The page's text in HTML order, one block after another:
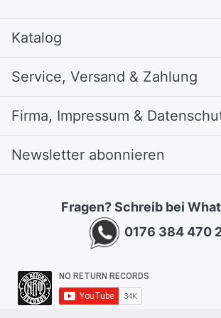
Katalog
Service, Versand & Zahlung
Firma, Impressum &
Newsletter abonnieren
Fragen? Schreib bei
0176 384 470